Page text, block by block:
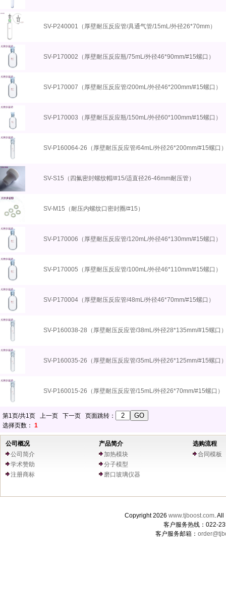
SV-P240001（厚壁耐压反应管/具通气管/15mL/外径26*70mm）
SV-P170002（厚壁耐压反应瓶/75mL/外径46*90mm/#15螺口）
SV-P170007（厚壁耐压反应管/200mL/外径46*200mm/#15螺口）
SV-P170003（厚壁耐压反应瓶/150mL/外径60*100mm/#15螺口）
SV-P160064-26（厚壁耐压反应管/64mL/外径26*200mm/#15螺口
SV-S15（四氟密封螺纹帽/#15/适直径26-46mm耐压管）
SV-M15（耐压内螺纹口密封圈/#15）
SV-P170006（厚壁耐压反应管/120mL/外径46*130mm/#15螺口）
SV-P170005（厚壁耐压反应管/100mL/外径46*110mm/#15螺口）
SV-P170004（厚壁耐压反应管/48mL/外径46*70mm/#15螺口）
SV-P160038-28（厚壁耐压反应管/38mL/外径28*135mm/#15螺口
SV-P160035-26（厚壁耐压反应管/35mL/外径26*125mm/#15螺口
SV-P160015-26（厚壁耐压反应管/15mL/外径26*70mm/#15螺口）
第1页/共1页 上一页 下一页 页面跳转：
选择页数： 1
公司概况
公司简介
学术赞助
注册商标
产品简介
加热模块
分子模型
磨口玻璃仪器
选购流程
合同模板
Copyright 2026 www.tjboost.com.
客户服务热线：022-
客户服务邮箱：